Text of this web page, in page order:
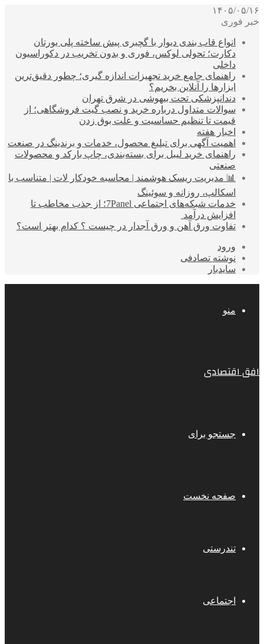
۱۴۰۵/۰۵/۱۶
خبر فوری
انواع قاب بندی دیوار با گچبری پیش ساخته پلی یورتان
دکارت؛ تحولی لوکس، فوری و بدون تخریب در دکوراسیون
داخلی
راهنمای جامع خرید تجهیزات اندازه گیری؛ چطور دقیق‌ترین
ابزارها را آنلاین بخریم؟
دندانپزشکی تحت بیهوشی در شرق تهران
سوالات متداول درباره خرید و نصب گیت فروشگاهی؛ از
قیمت تا تنظیم حساسیت و علت بوق زدن
اخبار هفته
اهمیت آگهی برای تبلیغ محصول، خدمات و برندینگ در صنعت
راهنمای خرید لیبل برای بسته‌بندی، چاپ بارکد و محصولات
صنعتی
📊 مدیریت ریسک هوشمند | محاسبه خودکار لات | متناسب با
اسکالپ، روزانه و سوئینگ
خدمات شبکه‌های اجتماعی 7Panel؛ از جذب مخاطب تا
افزایش درآمد
تفاوت ورق آهن و ورق آجدار در چیست ؟ کدام بهتر است؟
ورود
نوشته تصادفی
سایدبار
منو
افق اقتصادی
جستجو برای
صفحه نخست
تندرستی
اجتماعی